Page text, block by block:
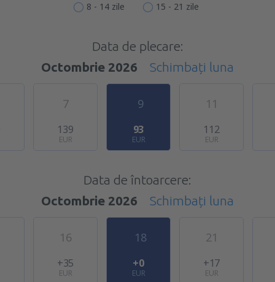
8 - 14 zile 15 - 21 zile
Data de plecare:
Octombrie 2026
Schimbați luna
7
139
EUR
9
93
EUR
11
112
EUR
Data de întoarcere:
Octombrie 2026
Schimbați luna
16
+35
EUR
18
+0
EUR
21
+17
EUR